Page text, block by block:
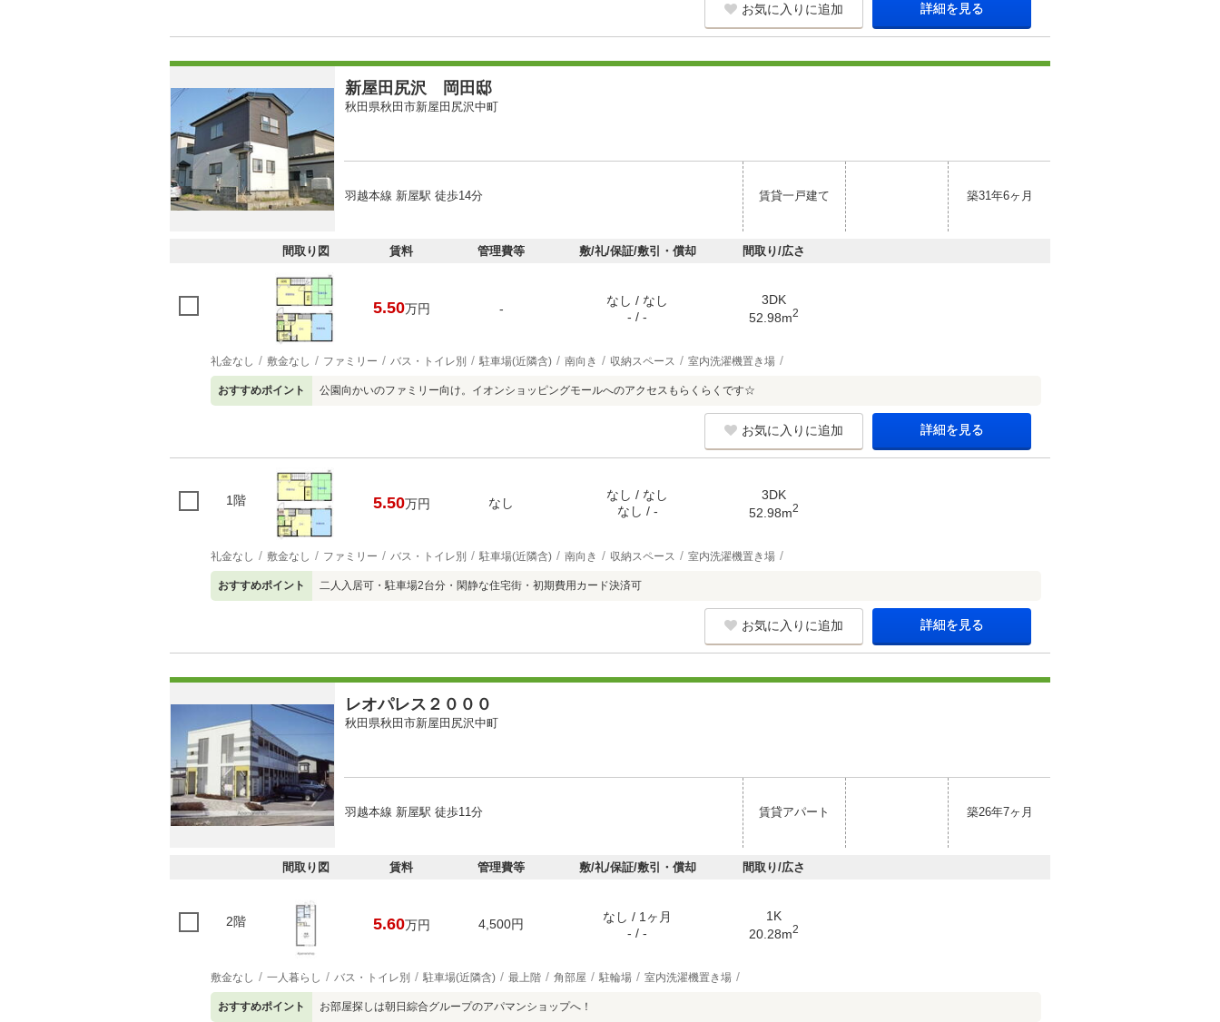
お気に入りに追加 詳細を見る
新屋田尻沢 岡田邸
秋田県秋田市新屋田尻沢中町
羽越本線 新屋駅 徒歩14分 賃貸一戸建て 築31年6ヶ月
間取り図 賃料 管理費等 敷/礼/保証/敷引・償却 間取り/広さ
5.50万円 -
なし / なし
- / -
3DK
52.98m2
礼金なし 敷金なし ファミリー バス・トイレ別 駐車場(近隣含) 南向き 収納スペース 室内洗濯機置き場
おすすめポイント 公園向かいのファミリー向け。イオンショッピングモールへのアクセスもらくらくです☆
お気に入りに追加 詳細を見る
1階 5.50万円 なし
なし / なし
なし / -
3DK
52.98m2
礼金なし 敷金なし ファミリー バス・トイレ別 駐車場(近隣含) 南向き 収納スペース 室内洗濯機置き場
おすすめポイント 二人入居可・駐車場2台分・閑静な住宅街・初期費用カード決済可
お気に入りに追加 詳細を見る
レオパレス２０００
秋田県秋田市新屋田尻沢中町
羽越本線 新屋駅 徒歩11分 賃貸アパート 築26年7ヶ月
間取り図 賃料 管理費等 敷/礼/保証/敷引・償却 間取り/広さ
2階 5.60万円 4,500円
なし / 1ヶ月
- / -
1K
20.28m2
敷金なし 一人暮らし バス・トイレ別 駐車場(近隣含) 最上階 角部屋 駐輪場 室内洗濯機置き場
おすすめポイント お部屋探しは朝日綜合グループのアパマンショップへ！